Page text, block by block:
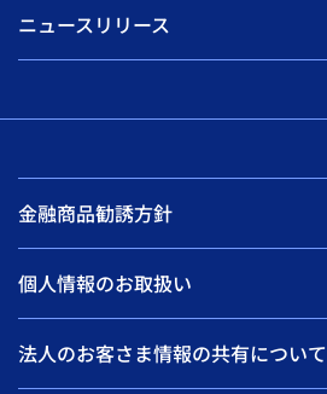
ニュースリリース
金融商品勧誘方針
個人情報のお取扱い
法人のお客さま情報の共有について